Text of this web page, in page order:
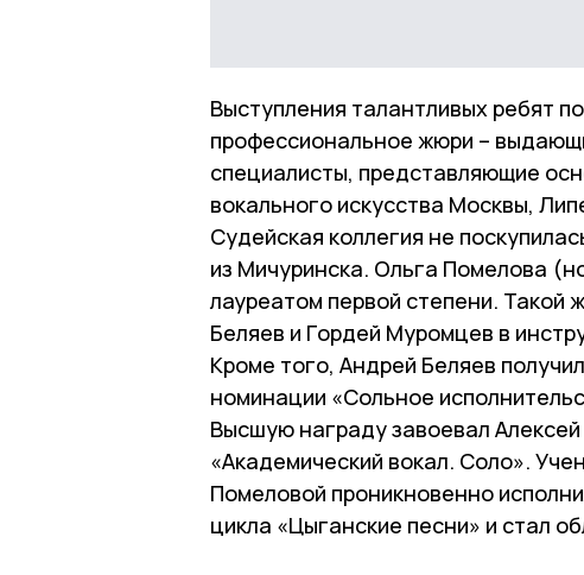
Выступления талантливых ребят
профессиональное жюри –
специалисты, представляющие
вокального искусства Москвы,
Судейская коллегия не
из Мичуринска. Ольга Помелова
лауреатом первой степени.
Беляев и Гордей Муромцев в
Кроме того, Андрей Беляев
номинации «Сольное
Высшую награду завоевал
«Академический вокал. Соло».
Помеловой проникновенно
цикла «Цыганские песни» и стал